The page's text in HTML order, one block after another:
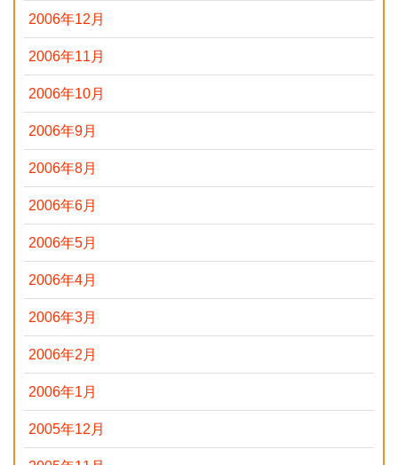
2006年12月
2006年11月
2006年10月
2006年9月
2006年8月
2006年6月
2006年5月
2006年4月
2006年3月
2006年2月
2006年1月
2005年12月